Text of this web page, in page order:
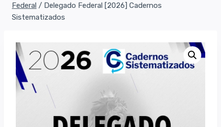
Federal / Delegado Federal [2026] Cadernos
Sistematizados